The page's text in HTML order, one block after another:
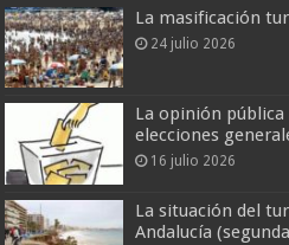
La masificación
24 julio 2026
La opinión
elecciones
16 julio 2026
La situación del
Andalucía